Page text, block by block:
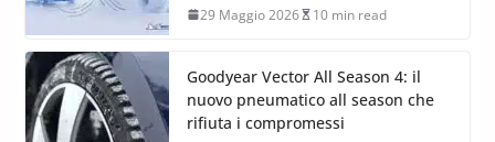
29 Maggio 2026 10 min read
Goodyear Vector All Season 4: il
nuovo pneumatico all season che
rifiuta i compromessi